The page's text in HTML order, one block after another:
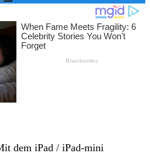
dem iPad / iPad-mini